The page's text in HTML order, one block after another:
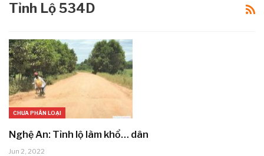
Tỉnh Lộ 534D
CHƯA PHÂN LOẠI
Nghệ An: Tỉnh lộ làm khổ… dân
Jun 2, 2022